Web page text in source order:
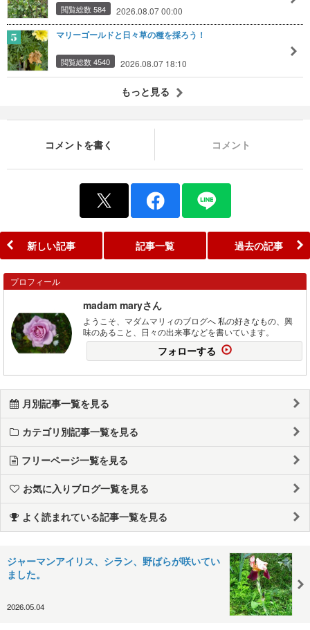
閲覧総数 584 2026.08.07 00:00
マリーゴールドと日々草の種を採ろう！
閲覧総数 4540 2026.08.07 18:10
もっと見る
コメントを書く コメント
新しい記事 記事一覧 過去の記事
プロフィール
madam maryさん
ようこそ、マダムマリィのブログへ 私の好きなもの、興
味のあること、日々の出来事などを書いています。
フォローする
月別記事一覧を見る
カテゴリ別記事一覧を見る
フリーページ一覧を見る
お気に入りブログ一覧を見る
よく読まれている記事一覧を見る
ジャーマンアイリス、シラン、野ばらが咲いてい
ました。
2026.05.04